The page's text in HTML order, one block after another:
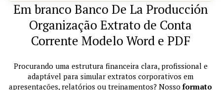
Em branco Banco De La Producción
Organização Extrato de Conta
Corrente Modelo Word e PDF
Procurando uma estrutura financeira clara, profissional e
adaptável para simular extratos corporativos em
apresentações, relatórios ou treinamentos? Nosso formato